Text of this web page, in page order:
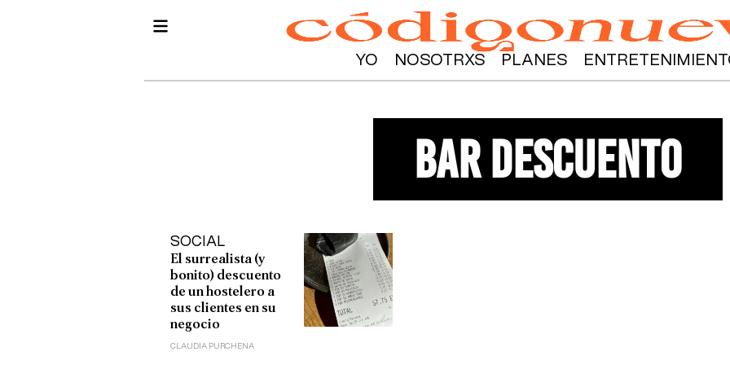
YO NOSOTRXS PLANES
bar descuento
SOCIAL
El surrealista (y
bonito) descuento
de un hostelero a
sus clientes en su
negocio
CLAUDIA PURCHENA